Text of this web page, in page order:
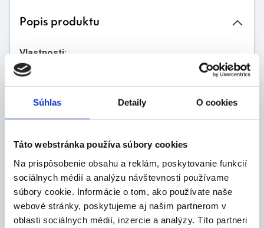
Súhlas Detaily O cookies
Táto webstránka používa súbory cookies
Na prispôsobenie obsahu a reklám, poskytovanie funkcií
sociálnych médií a analýzu návštevnosti používame
súbory cookie. Informácie o tom, ako používate naše
webové stránky, poskytujeme aj našim partnerom v
oblasti sociálnych médií, inzercie a analýzy. Títo partneri
Popis produktu
Vlastnosti:
amino komplex slúži ako okamžitý zdroj
stavebných látok pre svaly
regenerácia: urýchľuje opravu svalových tkanív
alebo intenzívneho výkonu bráni telu využívať
vlastné svalové bielkoviny ako zdroj energie
podpora rastu: stimuluje proteínovú syntézu, čo
je kľúčový proces pre budovanie novej svalovej
hmoty
zníženie únavy: niektoré aminokyseliny (napr.
BCAA) môžu počas cvičenia oddialiť pociťovanie